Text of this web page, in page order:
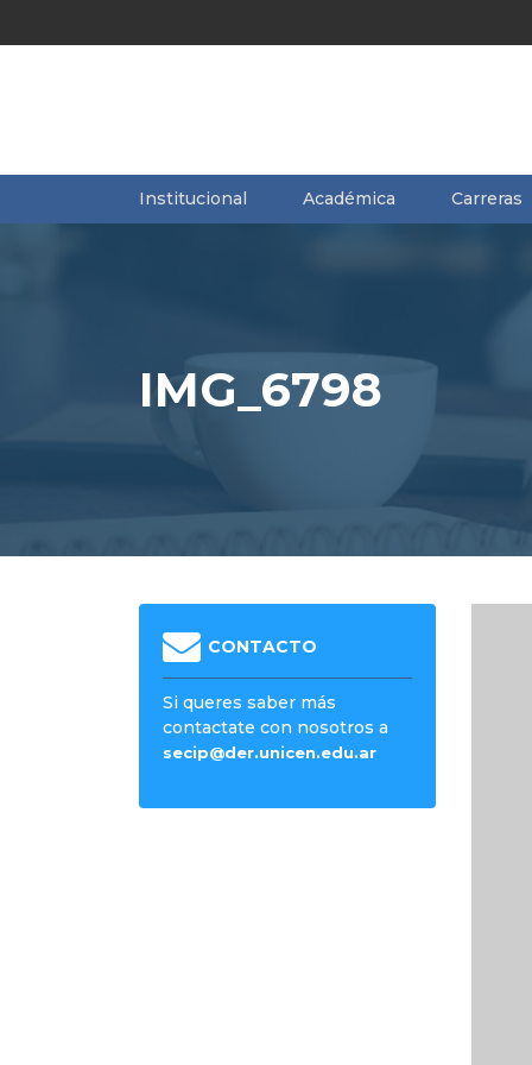
Institucional Académica Carreras
IMG_6798
CONTACTO
Si queres saber más
contactate con nosotros a
secip@der.unicen.edu.ar